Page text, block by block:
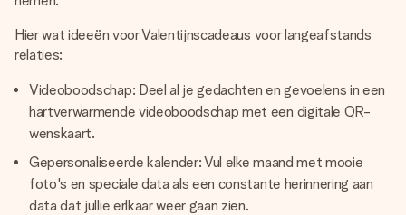
Hier wat ideeën voor Valentijnscadeaus voor langeafstands
relaties:
Videoboodschap: Deel al je gedachten en gevoelens in een
hartverwarmende videoboodschap met een digitale QR-
wenskaart.
Gepersonaliseerde kalender: Vul elke maand met mooie
foto's en speciale data als een constante herinnering aan
data dat jullie erlkaar weer gaan zien.